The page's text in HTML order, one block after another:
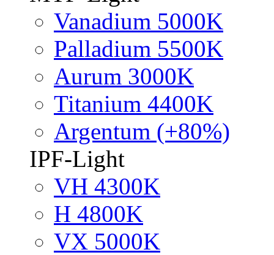
Vanadium 5000K
Palladium 5500K
Aurum 3000K
Titanium 4400K
Argentum (+80%)
IPF-Light
VH 4300K
H 4800K
VX 5000K